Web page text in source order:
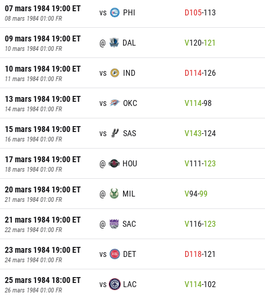
07 mars 1984 19:00ET
08 mars 1984 01:00 FR
vs PHI D105-113
09 mars 1984 19:00ET
10 mars 1984 01:00 FR
@ DAL V120-121
10 mars 1984 19:00ET
11 mars 1984 01:00 FR
vs IND D114-126
13 mars 1984 19:00ET
14 mars 1984 01:00 FR
vs OKC V114-98
15 mars 1984 19:00ET
16 mars 1984 01:00 FR
vs SAS V143-124
17 mars 1984 19:00ET
18 mars 1984 01:00 FR
@ HOU V111-123
20 mars 1984 19:00ET
21 mars 1984 01:00 FR
@ MIL V94-99
21 mars 1984 19:00ET
22 mars 1984 01:00 FR
@ SAC V116-123
23 mars 1984 19:00ET
24 mars 1984 01:00 FR
vs DET D118-121
25 mars 1984 18:00ET
26 mars 1984 01:00 FR
vs LAC V114-102